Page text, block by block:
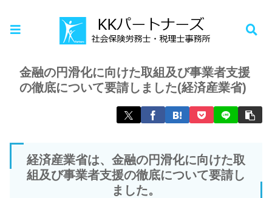
お知らせ
金融の円滑化に向けた取組及び事業者支援
の徹底について要請しました(経済産業省)
経済産業省は、金融の円滑化に向けた取
組及び事業者支援の徹底について要請し
ました。